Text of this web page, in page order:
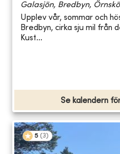
Galasjön, Bredbyn,
Upplev vår, sommar och
Bredbyn, cirka sju mil från
Kust...
Se kalendern
5 (3)